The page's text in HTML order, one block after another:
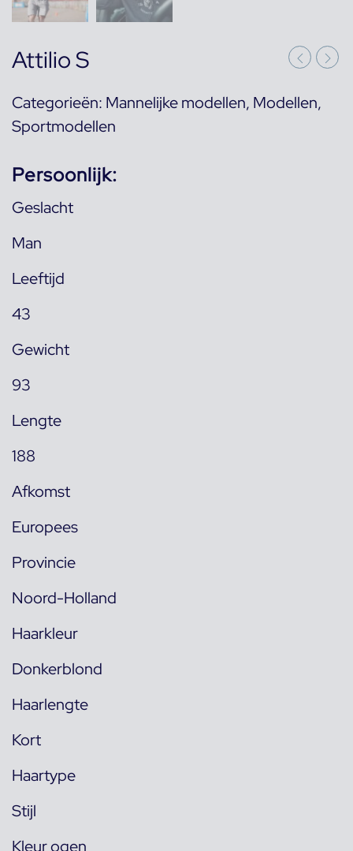
Attilio S
Categorieën: Mannelijke modellen, Modellen,
Sportmodellen
Persoonlijk:
Geslacht
Man
Leeftijd
43
Gewicht
93
Lengte
188
Afkomst
Europees
Provincie
Noord-Holland
Haarkleur
Donkerblond
Haarlengte
Kort
Haartype
Stijl
Kleur ogen